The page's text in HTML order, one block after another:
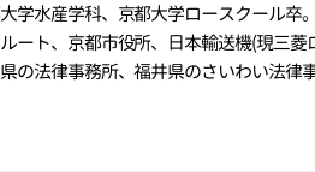
学水産学科、京都大学ロースクール卒。
ート、京都市役所、日本輸送機(現三
の法律事務所、福井県のさいわい法律